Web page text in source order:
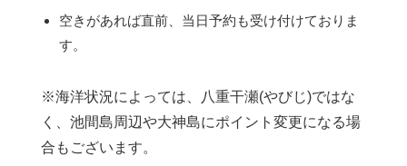
空きがあれば直前、当日予約も受け付けておりま
す。
※海洋状況によっては、八重干瀬(やびじ)ではな
く、池間島周辺や大神島にポイント変更になる場
合もございます。